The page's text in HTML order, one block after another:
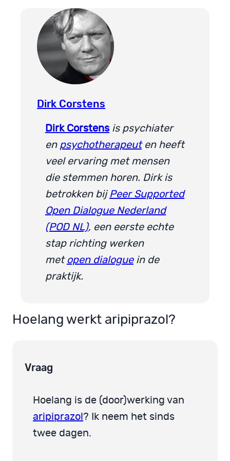
Dirk Corstens
Dirk Corstens is psychiater
en psychotherapeuten heeft
veel ervaring met mensen
die stemmen horen. Dirk is
betrokken bij Peer Supported
Open Dialogue Nederland
(POD NL), een eerste echte
stap richting werken
met open dialoguein de
praktijk.
Hoelang werkt aripiprazol?
Vraag
Hoelang is de (door)werking van
aripiprazol ? Ik neem het sinds
twee dagen.